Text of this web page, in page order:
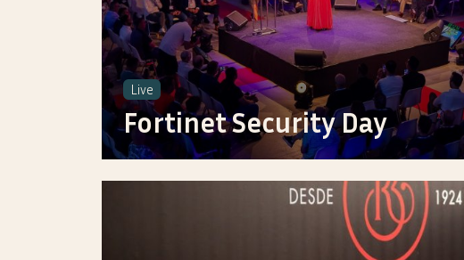
Live
Fortinet Security Day